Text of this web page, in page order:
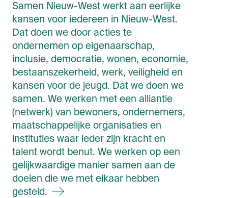
Samen Nieuw-West werkt aan eerlijke
kansen voor iedereen in Nieuw-West.
Dat doen we door acties te
ondernemen op eigenaarschap,
inclusie, democratie, wonen, economie,
bestaanszekerheid, werk, veiligheid en
kansen voor de jeugd. Dat we doen we
samen. We werken met een alliantie
(netwerk) van bewoners, ondernemers,
maatschappelijke organisaties en
instituties waar ieder zijn kracht en
talent wordt benut. We werken op een
gelijkwaardige manier samen aan de
doelen die we met elkaar hebben
gesteld.